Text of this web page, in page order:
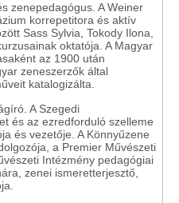
zenepedagógus. A Weiner
korrepetitora és aktív
Sass Sylvia, Tokody Ilona,
oktatója. A Magyar
az 1900 után
zeneszerzők által
katalogizálta.
A Szegedi
és az ezredforduló szelleme
és vezetője. A Könnyűzene
a Premier Művészeti
Intézmény pedagógiai
zenei ismeretterjesztő,